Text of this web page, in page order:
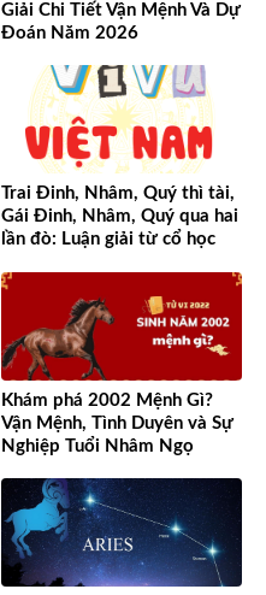
Giải Chi Tiết Vận Mệnh Và Dự
Đoán Năm 2026
Trai Đinh, Nhâm, Quý thì tài,
Gái Đinh, Nhâm, Quý qua hai
lần đò: Luận giải từ cổ học
Khám phá 2002 Mệnh Gì?
Vận Mệnh, Tình Duyên và Sự
Nghiệp Tuổi Nhâm Ngọ